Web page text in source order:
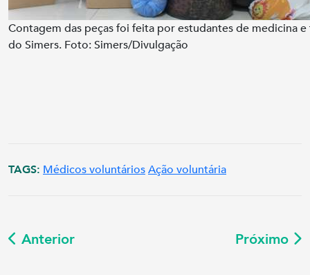
Contagem das peças foi feita por estudantes de medicina
do Simers. Foto: Simers/Divulgação
TAGS: Médicos voluntáriosAção voluntária
Anterior Próximo